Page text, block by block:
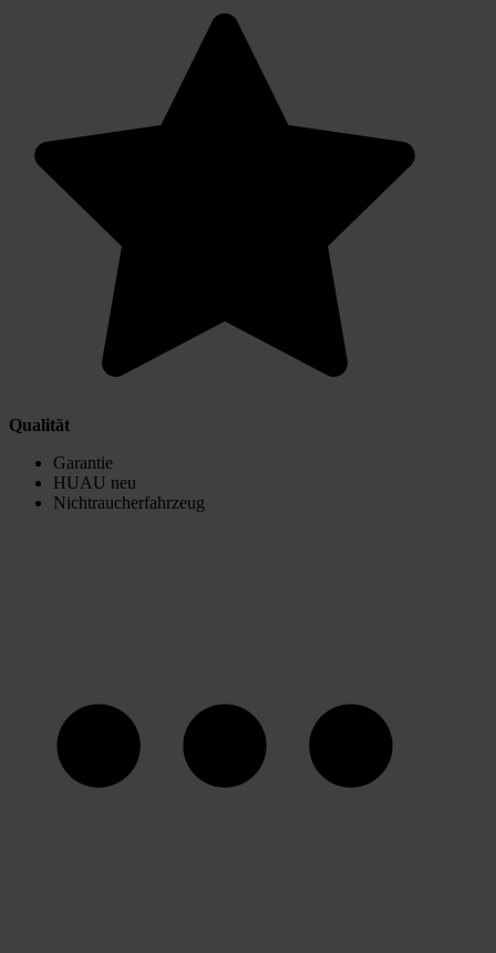
Qualität
Garantie
HUAU neu
Nichtraucherfahrzeug